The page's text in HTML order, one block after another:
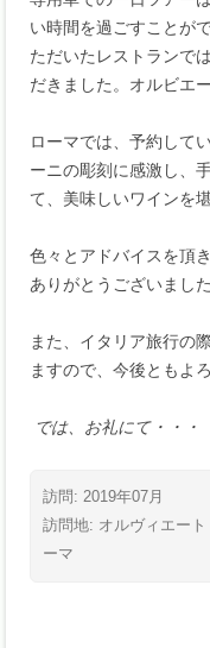
い時間を過ごすことが
ただいたレストランで
だきました。オルビエ
ローマでは、予約して
ーニの彫刻に感激し、
て、美味しいワインを
色々とアドバイスを頂
ありがとうございました
また、イタリア旅行の
ますので、今後ともよ
では、お礼にて・・・
訪問: 2019年07月
訪問地: オルヴィエート
ーマ